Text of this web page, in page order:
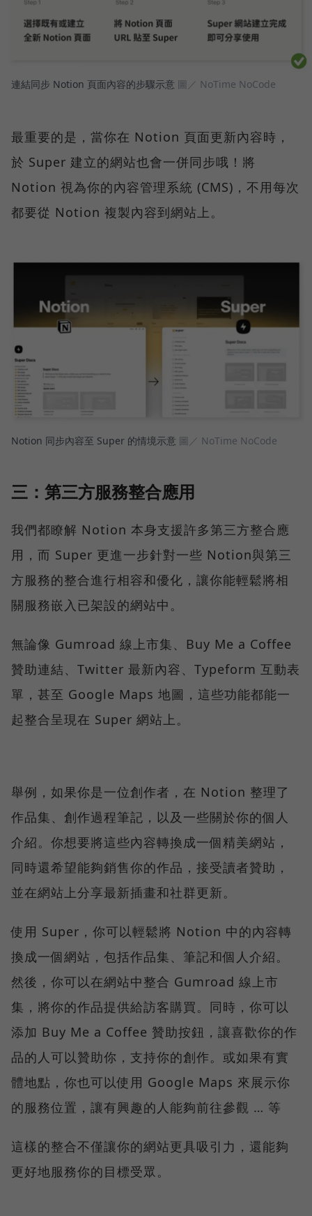
連結同步 Notion 頁面內容的步驟示意 圖／ NoTime NoCode
最重要的是，當你在 Notion 頁面更新內容時，
於 Super 建立的網站也會一併同步哦！將
Notion 視為你的內容管理系統 (CMS)，不用每次
都要從 Notion 複製內容到網站上。
Notion 同步內容至 Super 的情境示意 圖／ NoTime NoCode
三：第三方服務整合應用
我們都瞭解 Notion 本身支援許多第三方整合應
用，而 Super 更進一步針對一些 Notion與第三
方服務的整合進行相容和優化，讓你能輕鬆將相
關服務嵌入已架設的網站中。
無論像 Gumroad 線上市集、Buy Me a Coffee
贊助連結、Twitter 最新內容、Typeform 互動表
單，甚至 Google Maps 地圖，這些功能都能一
起整合呈現在 Super 網站上。
舉例，如果你是一位創作者，在 Notion 整理了
作品集、創作過程筆記，以及一些關於你的個人
介紹。你想要將這些內容轉換成一個精美網站，
同時還希望能夠銷售你的作品，接受讀者贊助，
並在網站上分享最新插畫和社群更新。
使用 Super，你可以輕鬆將 Notion 中的內容轉
換成一個網站，包括作品集、筆記和個人介紹。
然後，你可以在網站中整合 Gumroad 線上市
集，將你的作品提供給訪客購買。同時，你可以
添加 Buy Me a Coffee 贊助按鈕，讓喜歡你的作
品的人可以贊助你，支持你的創作。或如果有實
體地點，你也可以使用 Google Maps 來展示你
的服務位置，讓有興趣的人能夠前往參觀 … 等
這樣的整合不僅讓你的網站更具吸引力，還能夠
更好地服務你的目標受眾。